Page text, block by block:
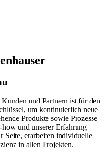
und Partnern ist für den
um kontinuierlich neue
Produkte sowie Prozesse
und unserer Erfahrung
Seite, erarbeiten individuelle
in allen Projekten.